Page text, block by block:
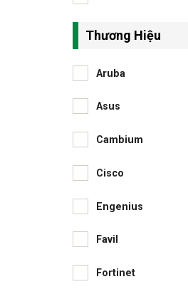
Thương Hiệu
Aruba
Asus
Cambium
Cisco
Engenius
Favil
Fortinet